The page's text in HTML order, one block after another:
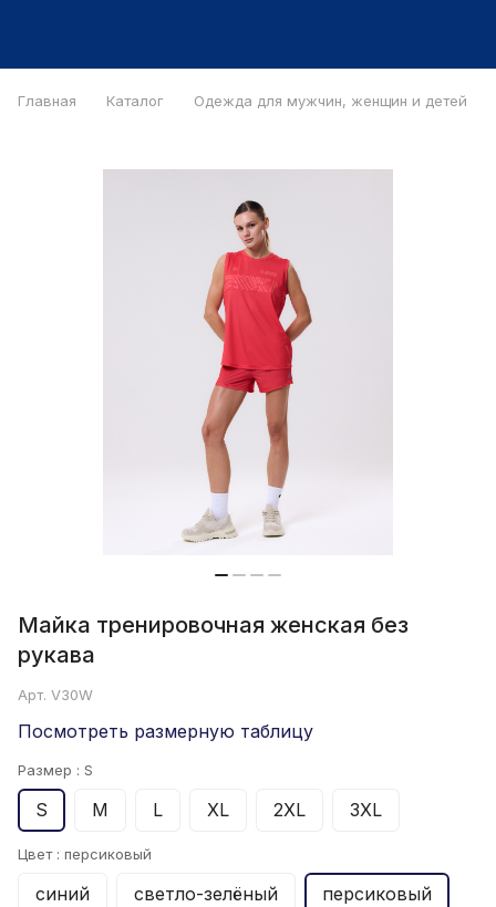
Главная Каталог Одежда для мужчин, женщин и детей
Майка тренировочная женская без
рукава
Арт. V30W
Посмотреть размерную таблицу
Размер : S
S M L XL 2XL 3XL
Цвет : персиковый
синий светло-зелёный персиковый